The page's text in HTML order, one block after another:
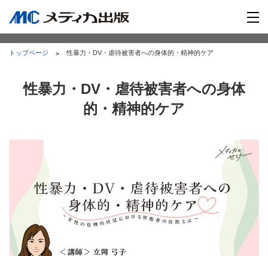
トップページ 性暴力・DV・虐待被害者への身体的・精神的ケア
性暴力・DV・虐待被害者への身体
的・精神的ケア